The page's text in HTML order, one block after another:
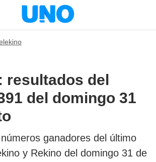
resultados del
del domingo 31
ganadores del último
y Rekino del domingo 31 de